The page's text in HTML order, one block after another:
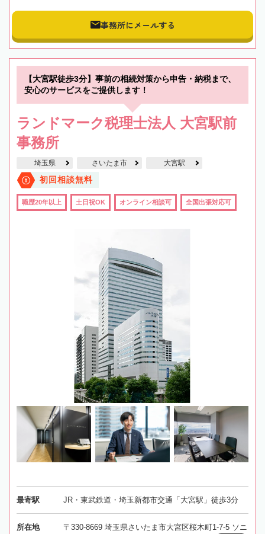
事務所にメールする
【大宮駅徒歩3分】事前の相続対策から申告・納税まで、
安心のサービスをご提供します！
ランドマーク税理士法人 大宮駅前
事務所
埼玉県 さいたま市 大宮駅
初回相談無料
職歴20年以上 土日祝OK オンライン相談可 全国出張対応可
最寄駅 JR・東武鉄道・埼玉新都市交通「大宮駅」徒歩3分
所在地
〒330-8669 埼玉県さいたま市大宮区桜木町1-7-5 ソニ